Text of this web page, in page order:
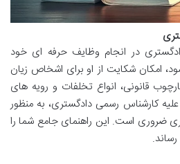
در انجام وظایف حرفه ای خود
امکان شکایت از او برای اشخاص زیان
قانونی، انواع تخلفات و رویه های
کارشناس رسمی دادگستری، به منظور
ضروری است. این راهنمای جامع شما را